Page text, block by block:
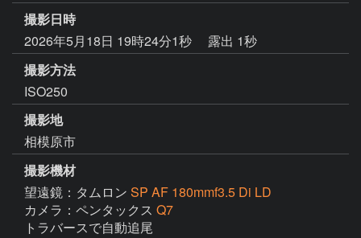
撮影日時
2026年5月18日 19時24分1秒
露出 1秒
撮影方法
ISO250
撮影地
相模原市
撮影機材
望遠鏡：タムロン SP AF 180mmf3.5 Di LD
カメラ：ペンタックス Q7
トラバースで自動追尾